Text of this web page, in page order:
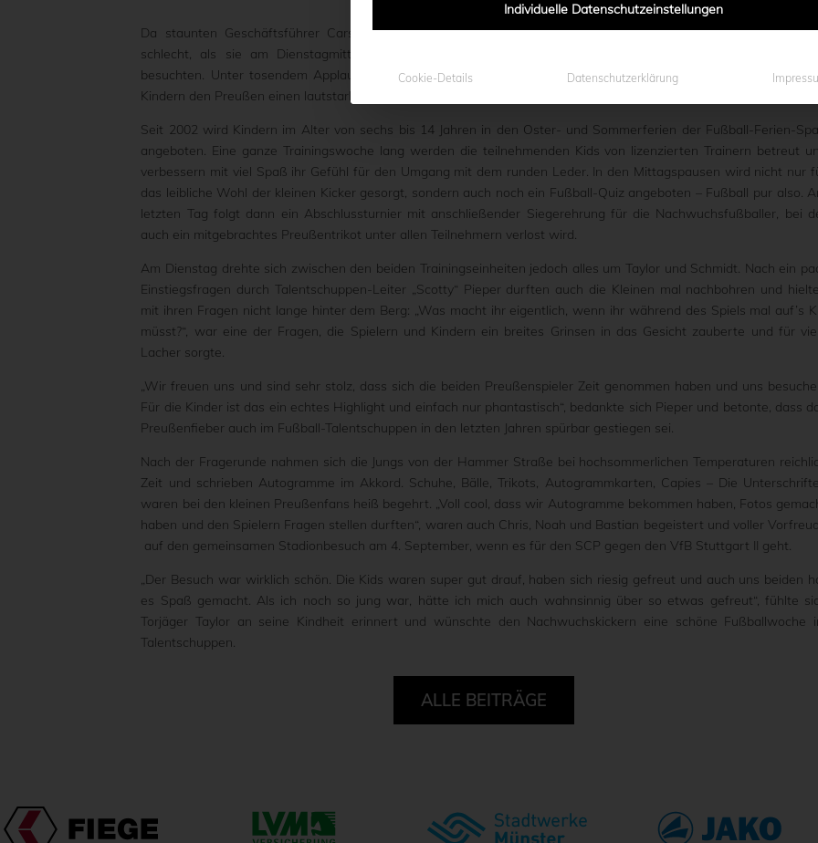
Da staunten Geschäftsführer Carsten Gockel und die Adlerträger Matthew Taylor und Dominik Schmidt
schlecht, als sie am Dienstagmittag den Fußball-Talentschuppen auf der Sportanlage des 1. FC
besuchten. Unter tosendem Applaus und mit dem bekannten „Preußen! Münster!“-Wechselgesang bereiteten
Kindern den Preußen einen lautstarken und einzigartigen Empfang.
Seit 2002 wird Kindern im Alter von sechs bis 14 Jahren in den Oster- und Sommerferien der Fußball-Ferien-
angeboten. Eine ganze Trainingswoche lang werden die teilnehmenden Kids von lizenzierten Trainern betreut
verbessern mit viel Spaß ihr Gefühl für den Umgang mit dem runden Leder. In den Mittagspausen wird nicht nur
das leibliche Wohl der kleinen Kicker gesorgt, sondern auch noch ein Fußball-Quiz angeboten – Fußball pur also.
letzten Tag folgt dann ein Abschlussturnier mit anschließender Siegerehrung für die Nachwuchsfußballer, bei
auch ein mitgebrachtes Preußentrikot unter allen Teilnehmern verlost wird.
Am Dienstag drehte sich zwischen den beiden Trainingseinheiten jedoch alles um Taylor und Schmidt. Nach ein
Einstiegsfragen durch Talentschuppen-Leiter „Scotty“ Pieper durften auch die Kleinen mal nachbohren und
mit ihren Fragen nicht lange hinter dem Berg: „Was macht ihr eigentlich, wenn ihr während des Spiels mal auf’s
müsst?“, war eine der Fragen, die Spielern und Kindern ein breites Grinsen in das Gesicht zauberte und für
Lacher sorgte.
„Wir freuen uns und sind sehr stolz, dass sich die beiden Preußenspieler Zeit genommen haben und uns
Für die Kinder ist das ein echtes Highlight und einfach nur phantastisch“, bedankte sich Pieper und betonte, dass
Preußenfieber auch im Fußball-Talentschuppen in den letzten Jahren spürbar gestiegen sei.
Nach der Fragerunde nahmen sich die Jungs von der Hammer Straße bei hochsommerlichen Temperaturen
Zeit und schrieben Autogramme im Akkord. Schuhe, Bälle, Trikots, Autogrammkarten, Capies – Die
waren bei den kleinen Preußenfans heiß begehrt. „Voll cool, dass wir Autogramme bekommen haben, Fotos
haben und den Spielern Fragen stellen durften“, waren auch Chris, Noah und Bastian begeistert und voller
auf den gemeinsamen Stadionbesuch am 4. September, wenn es für den SCP gegen den VfB Stuttgart II geht.
„Der Besuch war wirklich schön. Die Kids waren super gut drauf, haben sich riesig gefreut und auch uns beiden
es Spaß gemacht. Als ich noch so jung war, hätte ich mich auch wahnsinnig über so etwas gefreut“, fühlte
Torjäger Taylor an seine Kindheit erinnert und wünschte den Nachwuchskickern eine schöne Fußballwoche
Talentschuppen.
ALLE BEITRÄGE
Individuelle Datenschutzeinstellungen
Cookie-Details Datenschutzerklärung